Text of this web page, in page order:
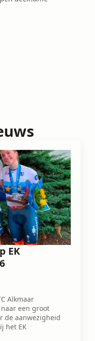
EK
Alkmaar
een groot
de aanwezigheid
het EK